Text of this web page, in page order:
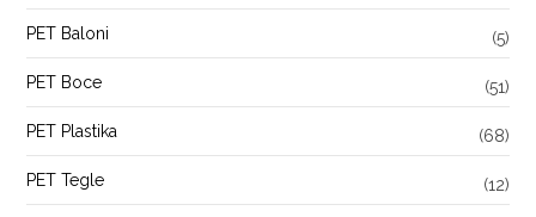
PET Baloni (5)
PET Boce (51)
PET Plastika (68)
PET Tegle (12)